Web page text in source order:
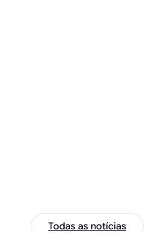
Todas as notícias